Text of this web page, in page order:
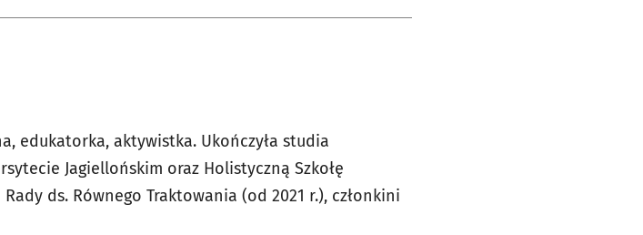
edukatorka, aktywistka. Ukończyła studia
Jagiellońskim oraz Holistyczną Szkołę
ds. Równego Traktowania (od 2021 r.), członkini